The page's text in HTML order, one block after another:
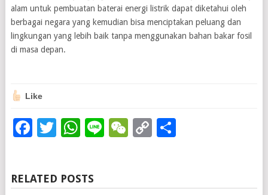
alam untuk pembuatan baterai energi listrik dapat diketahui oleh
berbagai negara yang kemudian bisa menciptakan peluang dan
lingkungan yang lebih baik tanpa menggunakan bahan bakar fosil
di masa depan.
Like
Facebook
Twitter
WhatsApp
LineWeChat
CopyShare
RELATED POSTS